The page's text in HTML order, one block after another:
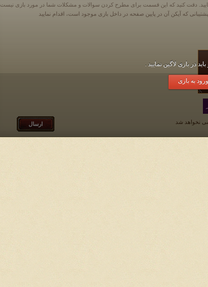
دقت کنید که این قسمت برای مطرح کردن سوالات و مشکلات شما در مورد بازی نیست
نخواهد شد
در بازی لاگین نمایید .
ورود به بازی